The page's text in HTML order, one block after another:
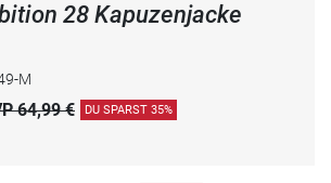
28 Kapuzenjacke
M
64,99 € DU SPARST 35%